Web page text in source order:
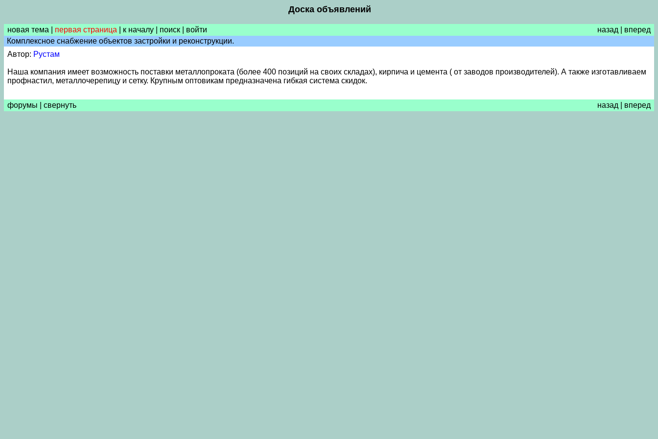
Доска объявлений
новая тема первая страница к началу поиск войти назад
вперед
Комплексное снабжение объектов застройки и реконструкции.
Автор: Рустам
Наша компания имеет возможность поставки металлопроката (более 400 позиций на своих складах), кирпича и цемента ( от заводов производителей). А также изготавливаем
профнастил, металлочерепицу и сетку. Крупным оптовикам предназначена гибкая система скидок.
форумы свернуть назад вперед